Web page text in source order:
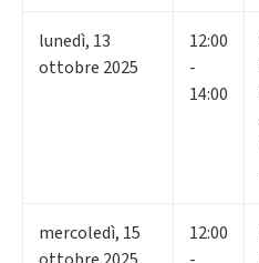
lunedì, 13
ottobre 2025
12:00
-
14:00
mercoledì, 15
12:00